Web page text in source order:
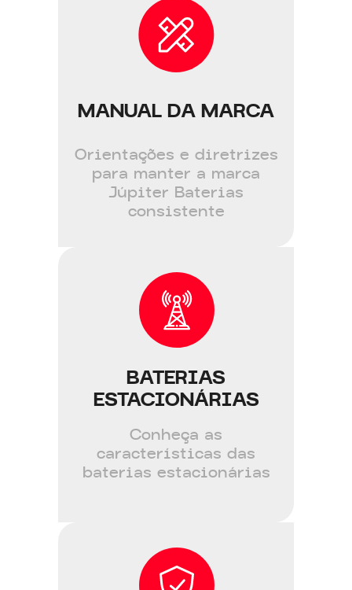
MANUAL DA MARCA
Orientações e diretrizes
para manter a marca
Júpiter Baterias
consistente
BATERIAS
ESTACIONÁRIAS
Conheça as
características das
baterias estacionárias